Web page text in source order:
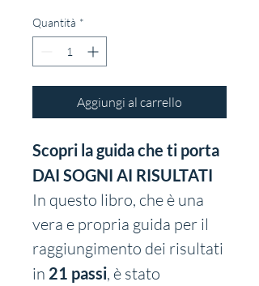
Quantità *
Aggiungi al carrello
Scopri la guida che ti porta
DAI SOGNI AI RISULTATI
In questo libro, che è una
vera e propria guida per il
raggiungimento dei risultati
in 21 passi, è stato